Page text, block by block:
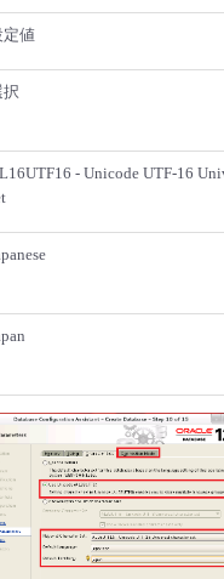
定値
択
- Unicode UTF-16